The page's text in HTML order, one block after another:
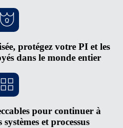
protégez votre PI et les
dans le monde entier
pour continuer à
et processus